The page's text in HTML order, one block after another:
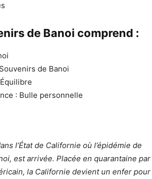
de Banoi comprend :
de Banoi
: Bulle personnelle
l’État de Californie où l’épidémie de
est arrivée. Placée en quarantaine par
la Californie devient un enfer pour